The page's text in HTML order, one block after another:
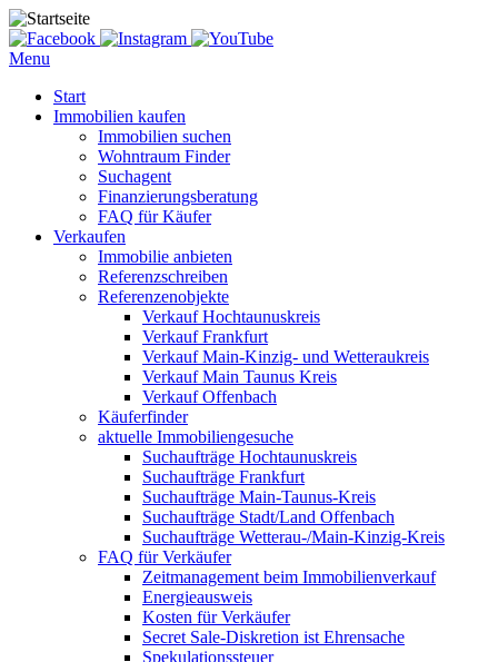
Menu
Start
Immobilien kaufen
Immobilien suchen
Wohntraum Finder
Suchagent
Finanzierungsberatung
FAQ für Käufer
Verkaufen
Immobilie anbieten
Referenzschreiben
Referenzenobjekte
Verkauf Hochtaunuskreis
Verkauf Frankfurt
Verkauf Main-Kinzig- und Wetteraukreis
Verkauf Main Taunus Kreis
Verkauf Offenbach
Käuferfinder
aktuelle Immobiliengesuche
Suchaufträge Hochtaunuskreis
Suchaufträge Frankfurt
Suchaufträge Main-Taunus-Kreis
Suchaufträge Stadt/Land Offenbach
Suchaufträge Wetterau-/Main-Kinzig-Kreis
FAQ für Verkäufer
Zeitmanagement beim Immobilienverkauf
Energieausweis
Kosten für Verkäufer
Secret Sale-Diskretion ist Ehrensache
Spekulationssteuer